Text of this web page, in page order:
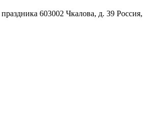
603002 Чкалова, д. 39 Россия,